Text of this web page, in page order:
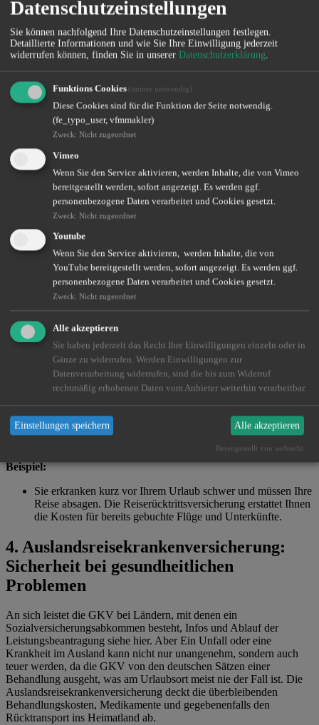
die gestohlenen Gegenstände aus einem sicheren Raum (z.B. Ihrer
Ferienwohnung) entwendet wurden oder beispielsweise Ihnen
Gewalt angedroht oder umgesetzt wird, um Ihnen Sachen zu
entnehmen.
Bild-ID: 2449891275 Urheberrecht: Prostock-studio
Beispiele:
Ein Dieb bricht in Ihre Ferienwohnung ein und stiehlt Ihre
Kamera, die Sie für Urlaubsfotos mitgenommen hatten. Ihre
Hausratversicherung ersetzt den Wert des gestohlenen Geräts,
sofern Sie dies nachweisen können.
Oder ein Räuber droht Ihnen an der U-Bahn Haltestelle mit
einem Messer und verlangt die Herausgabe Ihrer
Wertgegenstände
Wer auf Qualität setzt, kann hier mit einem Premiumtarif den
Versicherungsschutz noch deutlich erweitern und so beispielsweise
das Entreißen von Taschen oder den Trickdiebstahl mitversichern.
Machen Sie vor der Reise eine Liste Ihrer mitgeführten
Wertgegenstände und bewahren Sie Kaufbelege auf, um im
Schadensfall den Besitz nachzuweisen.
3. Reiserücktrittsversicherung sowie
Reiseabbruch: Absicherung vor der Reise
und während der Reise
nicht antreten – sei es durch Krankheit, Unfall oder andere
unvorhergesehene Ereignisse. Die Reiserücktrittsversicherung
Beispiel:
Sie erkranken kurz vor Ihrem Urlaub schwer und müssen Ihre
Reise absagen. Die Reiserücktrittsversicherung erstattet Ihnen
die Kosten für bereits gebuchte Flüge und Unterkünfte.
4. Auslandsreisekrankenversicherung:
Sicherheit bei gesundheitlichen
Problemen
An sich leistet die GKV bei Ländern, mit denen ein
Sozialversicherungsabkommen besteht, Infos und Ablauf der
Leistungsbeantragung siehe hier. Aber Ein Unfall oder eine
Krankheit im Ausland kann nicht nur unangenehm, sondern auch
teuer werden, da die GKV von den deutschen Sätzen einer
Behandlung ausgeht, was am Urlaubsort meist nie der Fall ist. Die
Auslandsreisekrankenversicherung deckt die überbleibenden
Behandlungskosten, Medikamente und gegebenenfalls den
Rücktransport ins Heimatland ab.
Datenschutzeinstellungen
Sie können nachfolgend Ihre Datenschutzeinstellungen festlegen.
Detaillierte Informationen und wie Sie Ihre Einwilligung jederzeit
widerrufen können, finden Sie in unserer Datenschutzerklärung.
Funktions Cookies (immer notwendig)
Diese Cookies sind für die Funktion der Seite notwendig.
(fe_typo_user, vfmmakler)
Zweck: Nicht zugeordnet
Vimeo
Wenn Sie den Service aktivieren, werden Inhalte, die von Vimeo
bereitgestellt werden, sofort angezeigt. Es werden ggf.
personenbezogene Daten verarbeitet und Cookies gesetzt.
Zweck: Nicht zugeordnet
Youtube
Wenn Sie den Service aktivieren, werden Inhalte, die von
YouTube bereitgestellt werden, sofort angezeigt. Es werden ggf.
personenbezogene Daten verarbeitet und Cookies gesetzt.
Zweck: Nicht zugeordnet
Alle akzeptieren
Sie haben jederzeit das Recht Ihre Einwilligungen einzeln oder in
Gänze zu widerrufen. Werden Einwilligungen zur
Datenverarbeitung widerrufen, sind die bis zum Widerruf
rechtmäßig erhobenen Daten vom Anbieter weiterhin verarbeitbar.
Einstellungen speichern Alle akzeptieren
Bereitgestellt von websedit